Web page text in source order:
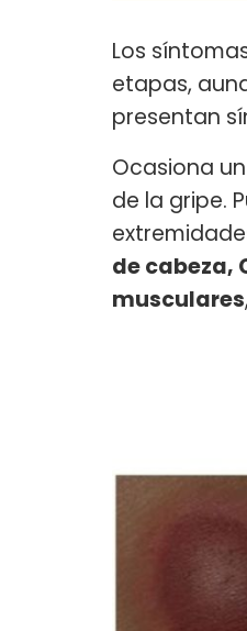
Los
etapas,
presentan
Ocasiona
de la gripe.
de cabeza,
musculares,